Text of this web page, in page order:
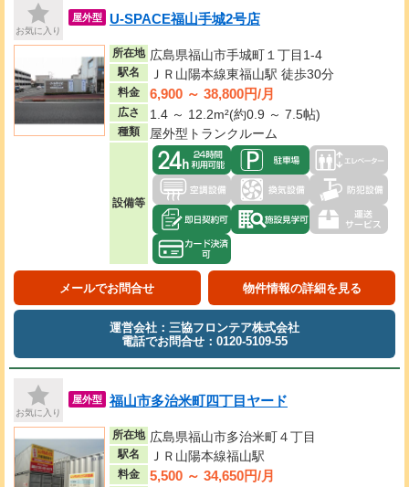
お気に入り
屋外型 U-SPACE福山手城2号店
所在地 広島県福山市手城町１丁目1-4
駅名 ＪＲ山陽本線東福山駅 徒歩30分
料金 6,900 ～ 38,800円/月
広さ 1.4 ～ 12.2m²(約0.9 ～ 7.5帖)
種類 屋外型トランクルーム
設備等
メールでお問合せ 物件情報の詳細を見る
運営会社：三協フロンテア株式会社
電話でお問合せ：0120-5109-55
お気に入り
屋外型 福山市多治米町四丁目ヤード
所在地 広島県福山市多治米町４丁目
駅名 ＪＲ山陽本線福山駅
料金 5,500 ～ 34,650円/月